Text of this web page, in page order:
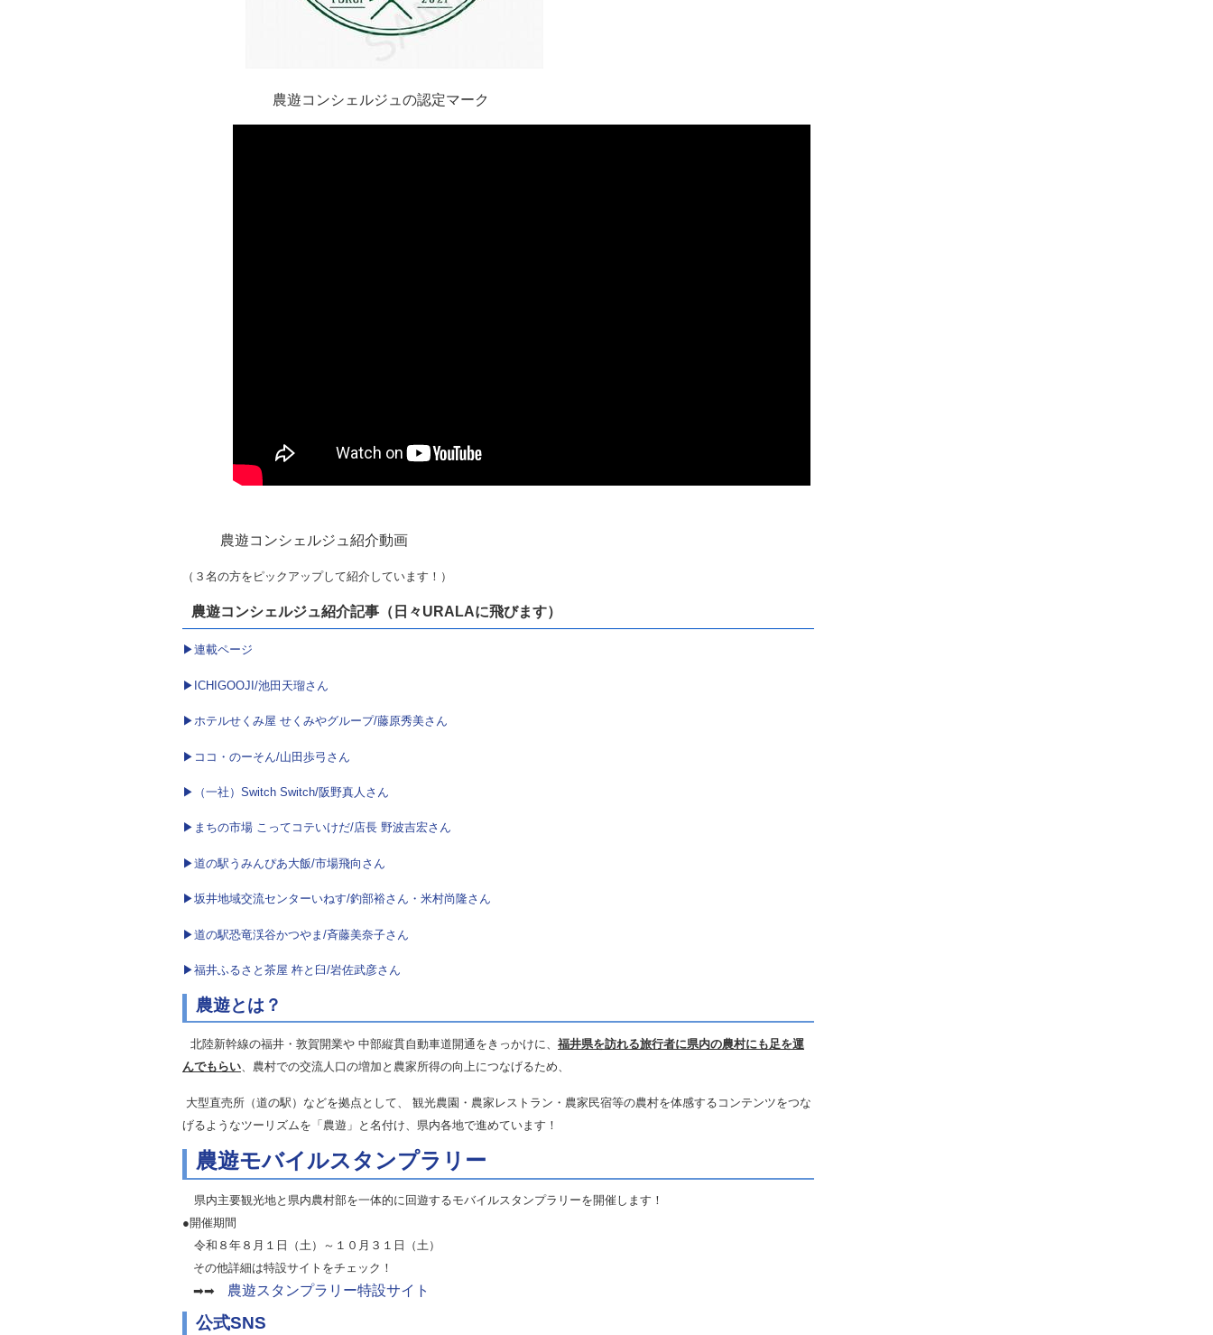
農遊コンシェルジュの認定マーク
農遊コンシェルジュ紹介動画
（３名の方をピックアップして紹介しています！）
農遊コンシェルジュ紹介記事（日々URALAに飛びます）
▶連載ページ
▶ICHIGOOJI/池田天瑠さん
▶ホテルせくみ屋 せくみやグループ/藤原秀美さん
▶ココ・のーそん/山田歩弓さん
▶（一社）Switch Switch/阪野真人さん
▶まちの市場 こってコテいけだ/店長 野波吉宏さん
▶道の駅うみんぴあ大飯/市場飛向さん
▶坂井地域交流センターいねす/釣部裕さん・米村尚隆さん
▶道の駅恐竜渓谷かつやま/斉藤美奈子さん
▶福井ふるさと茶屋 杵と臼/岩佐武彦さん
農遊とは？
北陸新幹線の福井・敦賀開業や 中部縦貫自動車道開通をきっかけに、 福井県を訪れる旅行者に県内の農村にも足を運
んでもらい、農村での交流人口の増加と農家所得の向上につなげるため、
大型直売所（道の駅）などを拠点として、 観光農園・農家レストラン・農家民宿等の農村を体感するコンテンツをつな
げるようなツーリズムを「農遊」と名付け、県内各地で進めています！
農遊モバイルスタンプラリー
県内主要観光地と県内農村部を一体的に回遊するモバイルスタンプラリーを開催します！
●開催期間
令和８年８月１日（土）～１０月３１日（土）
その他詳細は特設サイトをチェック！
➡➡ 農遊スタンプラリー特設サイト
公式SNS